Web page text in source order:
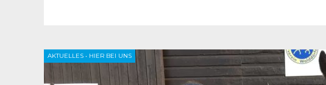
AKTUELLES • HIER BEI UNS